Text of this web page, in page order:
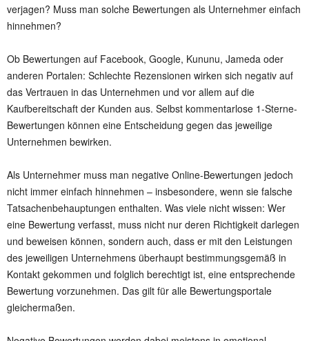
verjagen? Muss man solche Bewertungen als Unternehmer einfach
hinnehmen?
Ob Bewertungen auf Facebook, Google, Kununu, Jameda oder
anderen Portalen: Schlechte Rezensionen wirken sich negativ auf
das Vertrauen in das Unternehmen und vor allem auf die
Kaufbereitschaft der Kunden aus. Selbst kommentarlose 1-Sterne-
Bewertungen können eine Entscheidung gegen das jeweilige
Unternehmen bewirken.
Als Unternehmer muss man negative Online-Bewertungen jedoch
nicht immer einfach hinnehmen – insbesondere, wenn sie falsche
Tatsachenbehauptungen enthalten. Was viele nicht wissen: Wer
eine Bewertung verfasst, muss nicht nur deren Richtigkeit darlegen
und beweisen können, sondern auch, dass er mit den Leistungen
des jeweiligen Unternehmens überhaupt bestimmungsgemäß in
Kontakt gekommen und folglich berechtigt ist, eine entsprechende
Bewertung vorzunehmen. Das gilt für alle Bewertungsportale
gleichermaßen.